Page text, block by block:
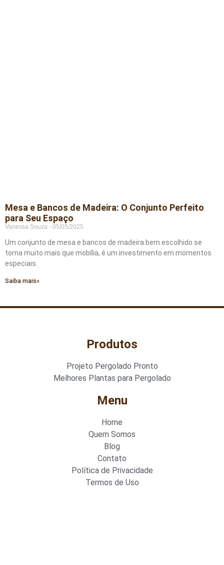
Mesa e Bancos de Madeira: O Conjunto Perfeito
para Seu Espaço
Vanessa Souza 05/05/2025
Um conjunto de mesa e bancos de madeira bem escolhido se
torna muito mais que mobília, é um investimento em momentos
especiais.
Saiba mais»
Produtos
Projeto Pergolado Pronto
Melhores Plantas para Pergolado
Menu
Home
Quem Somos
Blog
Contato
Política de Privacidade
Termos de Uso